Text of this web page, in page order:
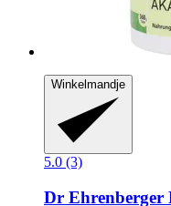
Winkelmandje
5.0 (3)
Dr